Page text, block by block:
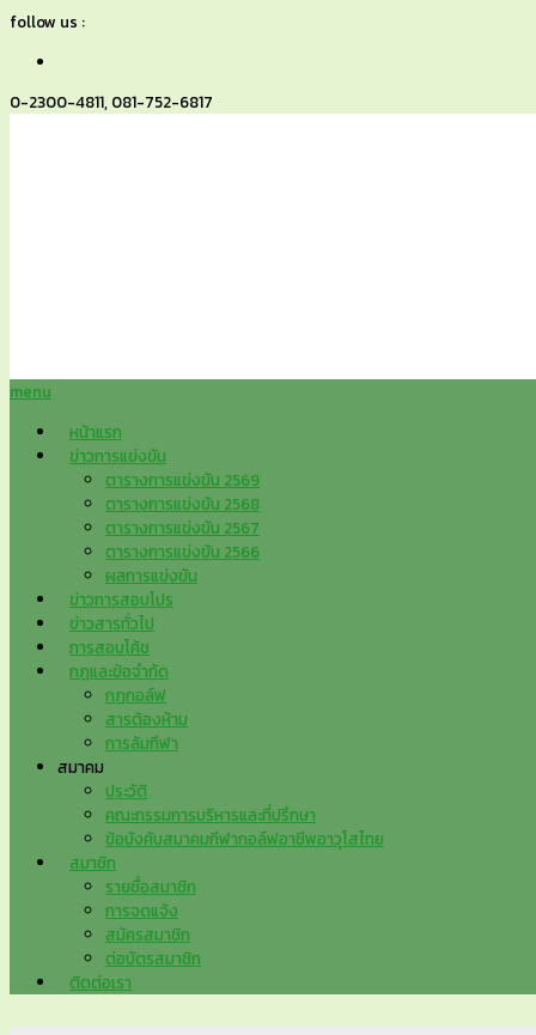
follow us :
0-2300-4811, 081-752-6817
menu
หน้าแรก
ข่าวการแข่งขัน
ตารางการแข่งขัน 2569
ตารางการแข่งขัน 2568
ตารางการแข่งขัน 2567
ตารางการแข่งขัน 2566
ผลการแข่งขัน
ข่าวการสอบโปร
ข่าวสารทั่วไป
การสอบโค้ช
กฏและข้อจำกัด
กฏกอล์ฟ
สารต้องห้าม
การล้มกีฬา
สมาคม
ประวัติ
คณะกรรมการบริหารและที่ปรึกษา
ข้อบังคับสมาคมกีฬากอล์ฟอาชีพอาวุโสไทย
สมาชิก
รายชื่อสมาชิก
การจดแจ้ง
สมัครสมาชิก
ต่อบัตรสมาชิก
ติดต่อเรา